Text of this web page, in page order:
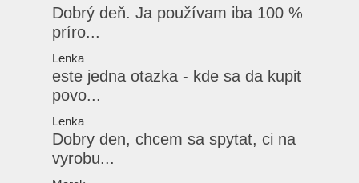
Dobrý deň. Ja používam iba 100 %
príro...
Lenka
este jedna otazka - kde sa da kupit
povo...
Lenka
Dobry den, chcem sa spytat, ci na
vyrobu...